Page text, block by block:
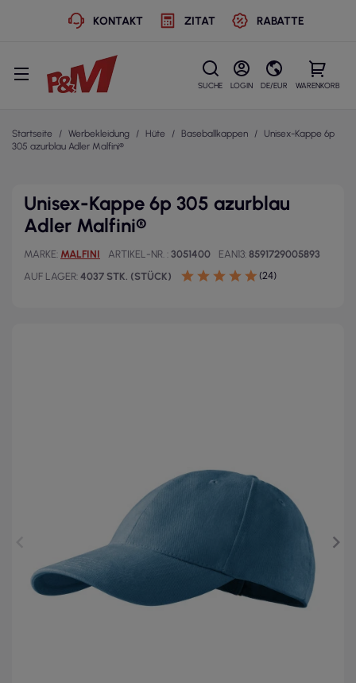
KONTAKT ZITAT RABATTE
SUCHE LOGIN DE/EUR WARENKORB
Startseite Werbekleidung Hüte Baseballkappen
Unisex-Kappe 6p
305 azurblau Adler Malfini®
Unisex-Kappe 6p 305 azurblau
Adler Malfini®
MARKE MALFINI ARTIKEL-NR. 3051400 EAN13 8591729005893
AUF LAGER 4037 STK. (STÜCK) (24)